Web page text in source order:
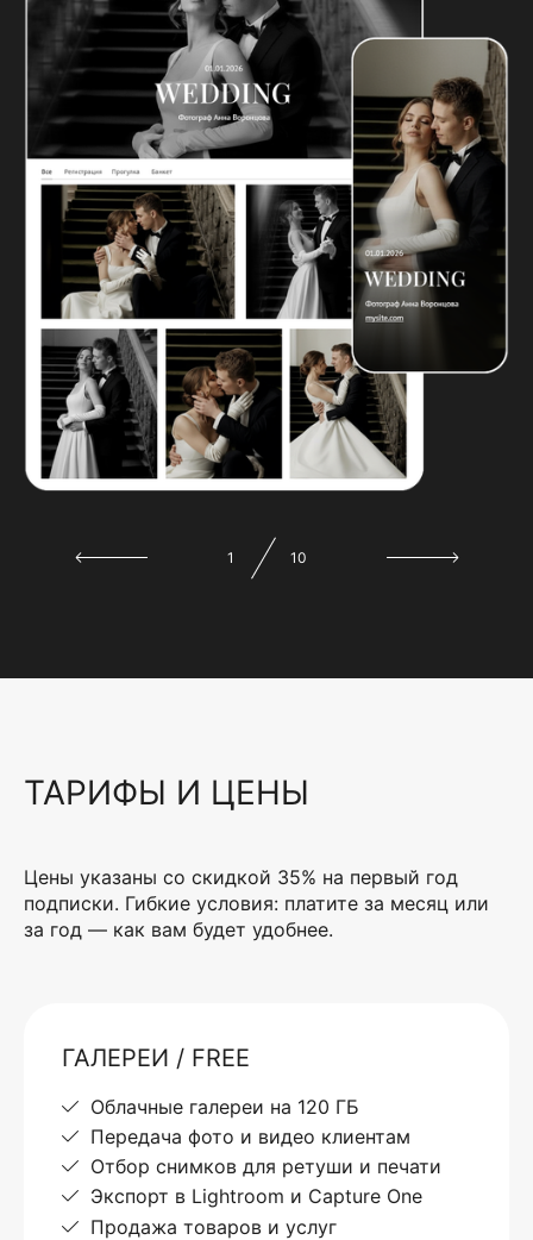
1 10
ТАРИФЫ И ЦЕНЫ
Цены указаны со скидкой 35% на первый год
подписки. Гибкие условия: платите за месяц или
за год — как вам будет удобнее.
ГАЛЕРЕИ / FREE
Облачные галереи на 120 ГБ
Передача фото и видео клиентам
Отбор снимков для ретуши и печати
Экспорт в Lightroom и Capture One
Продажа товаров и услуг